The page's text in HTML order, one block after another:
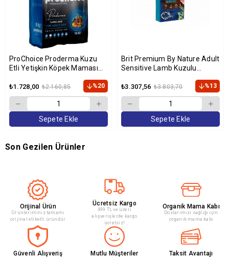
ProChoice Proderma Kuzu
Etli Yetişkin Köpek Maması
₺1.728,00 ₺2.160,85 %20
Sepete Ekle
Brit Premium By Nature Adult
Sensitive Lamb Kuzulu
₺3.307,56 ₺3.803,70 %13
Sepete Ekle
Son Gezilen Ürünler
Orijinal Ürün
Ürünleriminiz tamamı
orijinal etiketli üründür
Ücretsiz Kargo
499 TL ve üzeri
alışverişlerde kargo
ücretsiz!
Organik Mama Kabı
Doslarımızı sağlığı için
organik mama kabı
Güvenli Alışveriş Mutlu Müşteriler Taksit Avantajı